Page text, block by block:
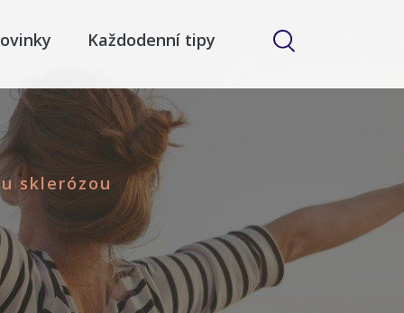
Každodenní tipy
sklerózou